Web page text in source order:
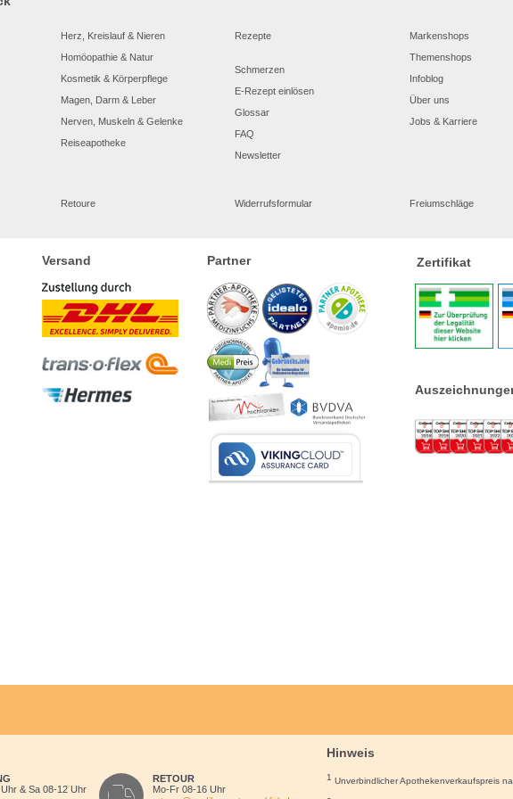
Herz, Kreislauf & Nieren
Homöopathie & Natur
Kosmetik & Körperpflege
Magen, Darm & Leber
Nerven, Muskeln & Gelenke
Reiseapotheke
Rezepte
Schmerzen
E-Rezept einlösen
Glossar
FAQ
Newsletter
Markenshops
Themenshops
Infoblog
Über uns
Jobs & Karriere
Retoure Widerrufsformular Freiumschläge
Versand Partner Zertifikat
& Sa 08-12 Uhr
RETOUR
Mo-Fr 08-16 Uhr
Hinweis
1 Unverbindlicher Apothekenverkaufspreis